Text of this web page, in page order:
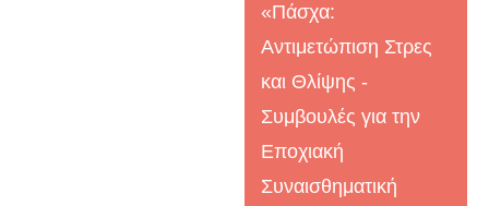
«Πάσχα:
Αντιμετώπιση Στρες
και Θλίψης -
Συμβουλές για την
Εποχιακή
Συναισθηματική